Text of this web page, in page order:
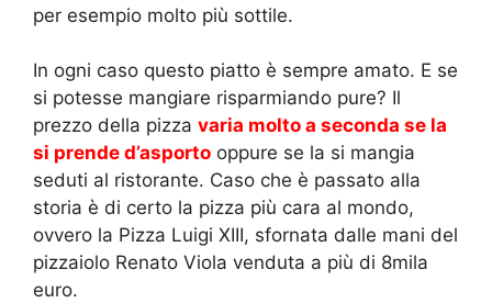
per esempio molto più sottile.
In ogni caso questo piatto è sempre amato. E se
si potesse mangiare risparmiando pure? Il
prezzo della pizza varia molto a seconda se la
si prende d’asporto oppure se la si mangia
seduti al ristorante. Caso che è passato alla
storia è di certo la pizza più cara al mondo,
ovvero la Pizza Luigi XIII, sfornata dalle mani del
pizzaiolo Renato Viola venduta a più di 8mila
euro.